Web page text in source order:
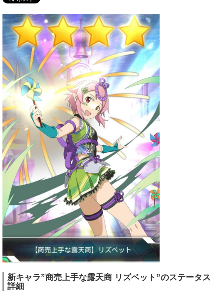
新キャラ”商売上手な露天商 リズベット”のステータス
詳細